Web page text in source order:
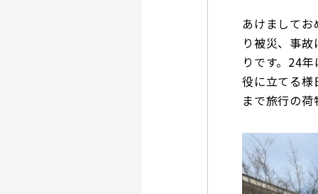
あけまして
り被災、事
りです。24
役に立てる様
まで旅行の